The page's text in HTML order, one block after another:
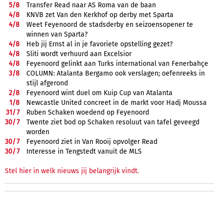
5/8
Transfer Read naar AS Roma van de baan
4/8
KNVB zet Van den Kerkhof op derby met Sparta
4/8
Weet Feyenoord de stadsderby en seizoensopener te
winnen van Sparta?
4/8
Heb jij Ernst al in je favoriete opstelling gezet?
4/8
Sliti wordt verhuurd aan Excelsior
4/8
Feyenoord gelinkt aan Turks international van Fenerbahçe
3/8
COLUMN: Atalanta Bergamo ook verslagen; oefenreeks in
stijl afgerond
2/8
Feyenoord wint duel om Kuip Cup van Atalanta
1/8
Newcastle United concreet in de markt voor Hadj Moussa
31/7
Ruben Schaken woedend op Feyenoord
30/7
Twente ziet bod op Schaken resoluut van tafel geveegd
worden
30/7
Feyenoord ziet in Van Rooij opvolger Read
30/7 Interesse in Tengstedt vanuit de MLS
Stel hier in welk nieuws jij belangrijk vindt.